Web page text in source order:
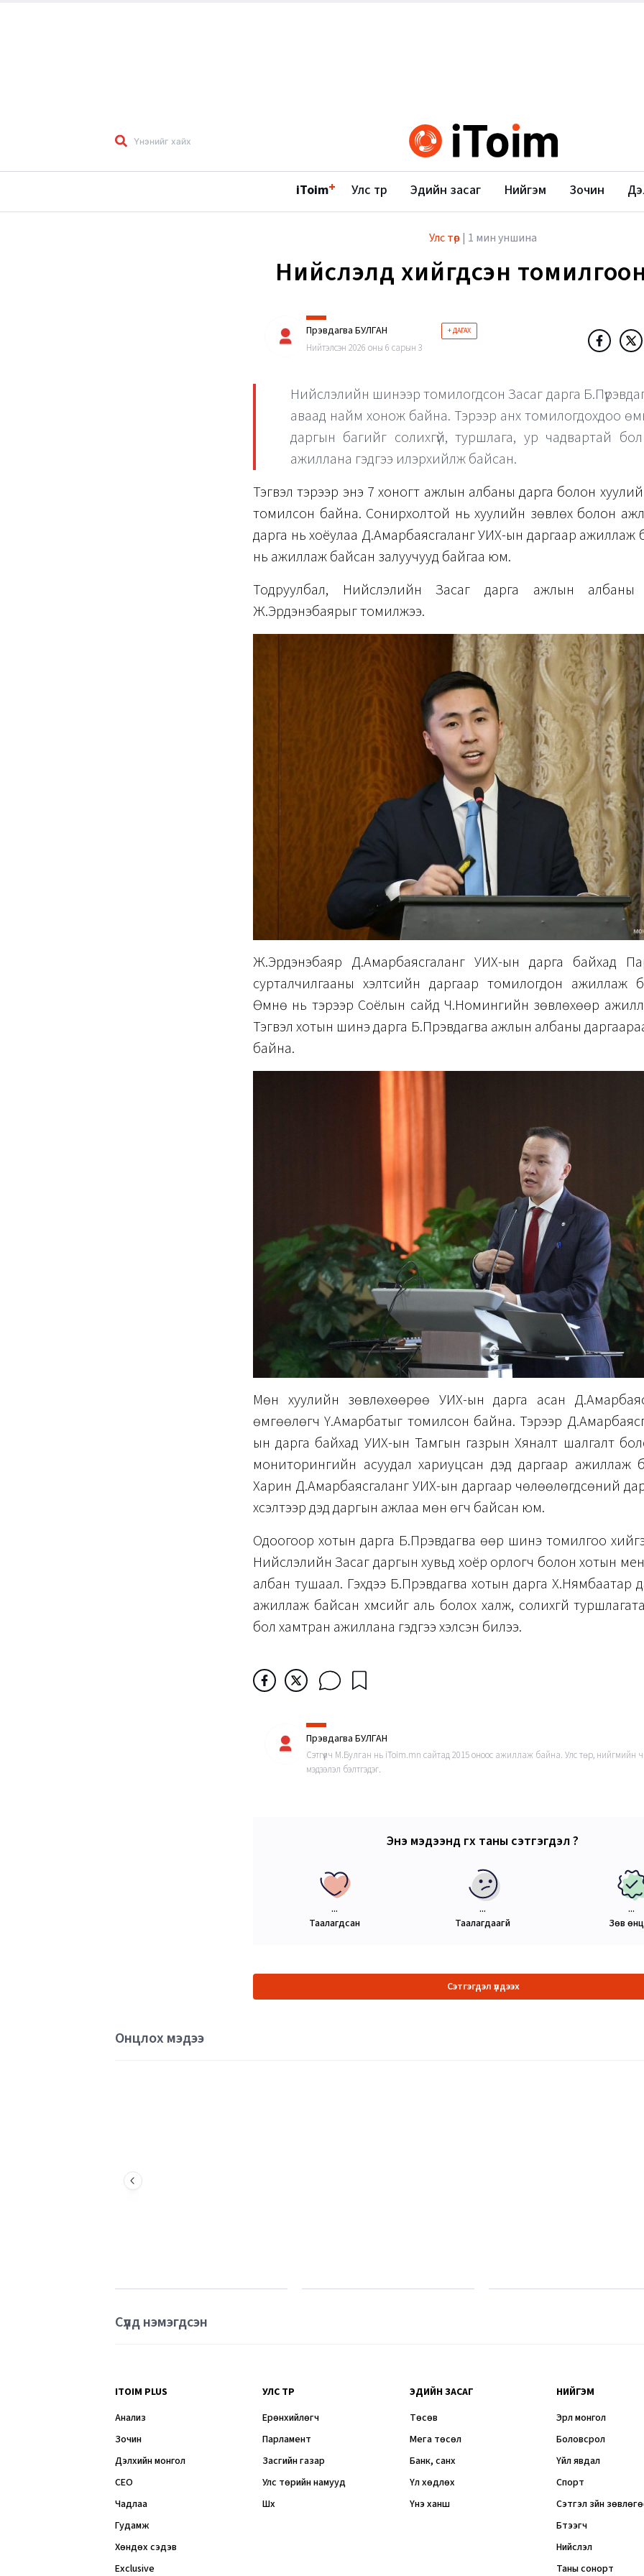
iToim+ Улс төр Эдийн засаг Нийгэм Зочин
Улс төр | 1 мин уншина
Нийслэлд хийгдсэн
Пүрэвдагва БУЛГАН + ДАГАХ
Нийтэлсэн 2026 оны 6 сарын 3
Нийслэлийн шинээр томилогдсон Засаг дарга
аваад найм хонож байна. Тэрээр анх томилогдохдоо
даргын багийг солихгүй, туршлага, ур чадвартай
ажиллана гэдгээ илэрхийлж байсан.
Тэгвэл тэрээр энэ 7 хоногт ажлын албаны дарга болон
томилсон байна. Сонирхолтой нь хуулийн зөвлөх болон
дарга нь хоёулаа Д.Амарбаясгаланг УИХ-ын даргаар ажиллаж
нь ажиллаж байсан залуучууд байгаа юм.
Тодруулбал, Нийслэлийн Засаг дарга ажлын албаны
Ж.Эрдэнэбаярыг томилжээ.
Ж.Эрдэнэбаяр Д.Амарбаясгаланг УИХ-ын дарга байхад
сурталчилгааны хэлтсийн даргаар томилогдон ажиллаж
Өмнө нь тэрээр Соёлын сайд Ч.Номингийн зөвлөхөөр
Тэгвэл хотын шинэ дарга Б.Пүрэвдагва ажлын албаны
байна.
Мөн хуулийн зөвлөхөөрөө УИХ-ын дарга асан
өмгөөлөгч Ү.Амарбатыг томилсон байна. Тэрээр
ын дарга байхад УИХ-ын Тамгын газрын Хяналт шалгалт
мониторингийн асуудал хариуцсан дэд даргаар ажиллаж
Харин Д.Амарбаясгаланг УИХ-ын даргаар чөлөөлөгдсөний
хүсэлтээр дэд даргын ажлаа мөн өгч байсан юм.
Одоогоор хотын дарга Б.Пүрэвдагва өөр шинэ томилгоо
Нийслэлийн Засаг даргын хувьд хоёр орлогч болон хотын
албан тушаал. Гэхдээ Б.Пүрэвдагва хотын дарга Х.Нямбаатар
ажиллаж байсан хүмүүсийг аль болох халж, солихгүй
бол хамтран ажиллана гэдгээ хэлсэн билээ.
Пүрэвдагва БУЛГАН
Сэтгүүлч М.Булган нь iToim.mn сайтад 2015 оноос ажиллаж байна. Улс төр, нийгмийн
мэдээлэл бэлтгэдэг.
Энэ мэдээнд өгөх таны сэтгэгдэл ?
...
Таалагдсан
...
Таалагдаагүй
...
Зөв
Сэтгэгдэл үлдээх
Онцлох мэдээ
Сүүлд нэмэгдсэн
ITOIM PLUS
Анализ
Зочин
Дэлхийн монгол
CEO
Чадлаа
Гудамж
Хөндөх сэдэв
Exclusive
УЛС ТӨР
Ерөнхийлөгч
Парламент
Засгийн газар
Улс төрийн намууд
Шүүх
ЭДИЙН ЗАСАГ
Төсөв
Мега төсөл
Банк, санхүү
Үл хөдлөх
Үнэ ханш
НИЙГЭМ
Эрүүл монгол
Боловсрол
Үйл явдал
Спорт
Сэтгэл зүйн
Бүтээгч
Нийслэл
Таны сонорт